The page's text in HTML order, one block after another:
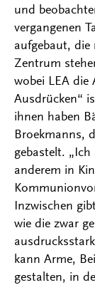
und
vergangenen
aufgebaut,
Zentrum
wobei LEA die
Ausdrücken“
ihnen haben
Broekmanns,
gebastelt.
anderem in
Inzwischen
wie die zwar
kann Arme,
gestalten, in